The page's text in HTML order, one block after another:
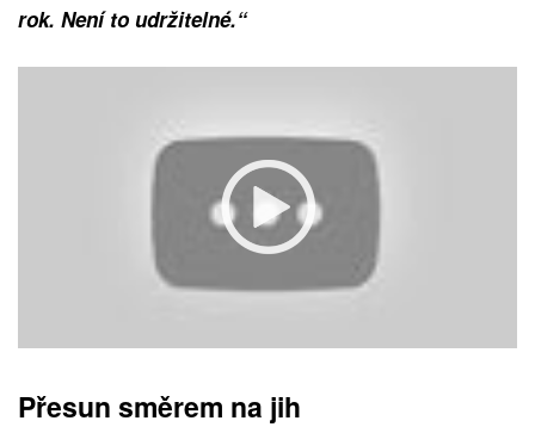
rok. Není to udržitelné.“
Přesun směrem na jih